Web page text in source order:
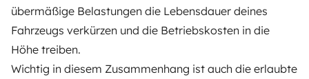
übermäßige Belastungen die Lebensdauer deines
Fahrzeugs verkürzen und die Betriebskosten in die
Höhe treiben.
Wichtig in diesem Zusammenhang ist auch die erlaubte